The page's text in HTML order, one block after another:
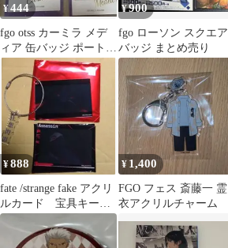
¥444
fgo otss カーミラ メデ
ィア 缶バッジ ポートレ
イト
¥900
fgo ローソン スクエア
バッジ まとめ売り
¥888
fate /strange fake アクリ
ルカード 宝具キーホ
ルダー 狂信者
¥ 1,400
FGO フェス 斎藤一 霊
衣アクリルチャーム